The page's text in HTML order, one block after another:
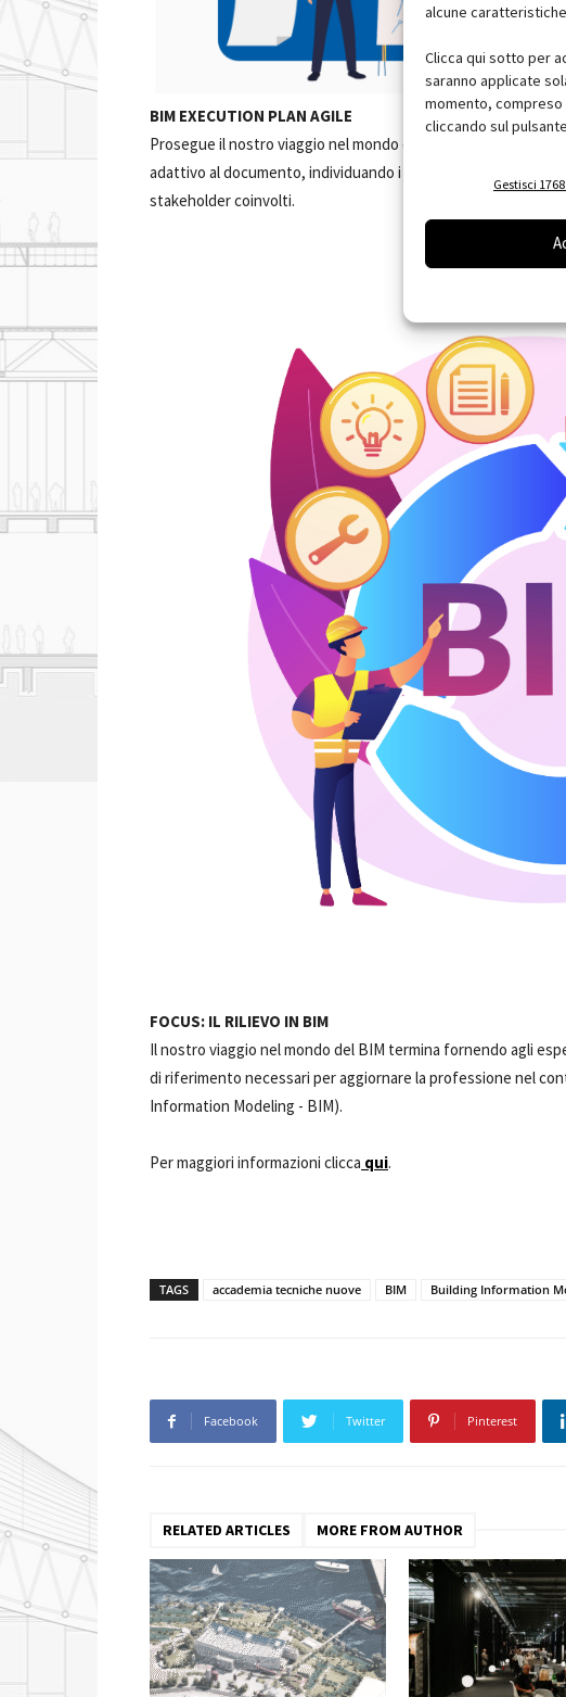
alcune
Clicca qui sotto per
saranno applicate
momento, compreso
cliccando sul
Gestisci
BIM EXECUTION PLAN AGILE
Prosegue il nostro viaggio nel mondo del BIM. In questa terza
adattivo al documento, individuando i rischi connessi alla
stakeholder coinvolti.
FOCUS: IL RILIEVO IN BIM
Il nostro viaggio nel mondo del BIM termina fornendo agli
di riferimento necessari per aggiornare la professione nel
Information Modeling - BIM).
Per maggiori informazioni clicca qui.
TAGS accademia tecniche nuove BIM Building Information
Facebook Twitter Pinterest
RELATED ARTICLES MORE FROM AUTHOR